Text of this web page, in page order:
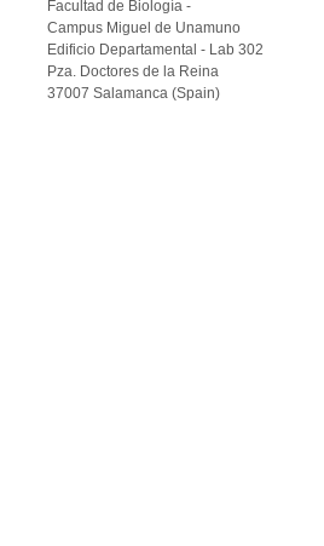
Facultad de Biología -
Campus Miguel de Unamuno
Edificio Departamental - Lab 302
Pza. Doctores de la Reina
37007 Salamanca (Spain)